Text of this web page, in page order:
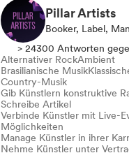
Pillar Artists
> 24300 Antworten
Alternativer RockAmbient
Brasilianische Musik
Country-Musik
Gib Künstlern konstruktive
Schreibe Artikel
Verbinde Künstler mit Live-
Möglichkeiten
Manage Künstler in ihrer
Nehme Künstler unter